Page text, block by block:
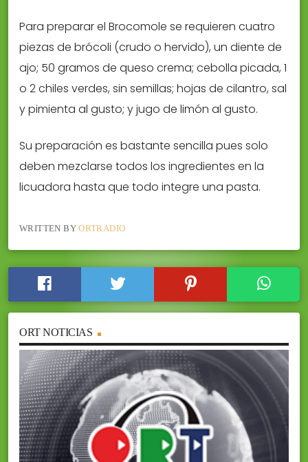
Para preparar el Brocomole se requieren cuatro
piezas de brócoli (crudo o hervido), un diente de
ajo; 50 gramos de queso crema; cebolla picada, 1
o 2 chiles verdes, sin semillas; hojas de cilantro, sal
y pimienta al gusto; y jugo de limón al gusto.
Su preparación es bastante sencilla pues solo
deben mezclarse todos los ingredientes en la
licuadora hasta que todo integre una pasta.
WRITTEN BYORTRADIO
ORT NOTICIAS